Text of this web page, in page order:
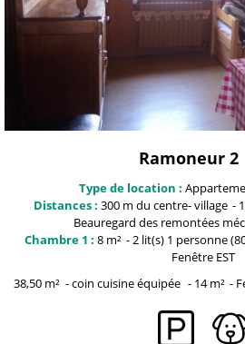
Ramoneur 2
Type de location :
Distances : 300 m du centre-village
Beauregard des remontées
Chambre 1 : 8 m² 2 lit(s) 1 personne
Fenêtre EST
38,50 m² coin cuisine équipée 14 m²